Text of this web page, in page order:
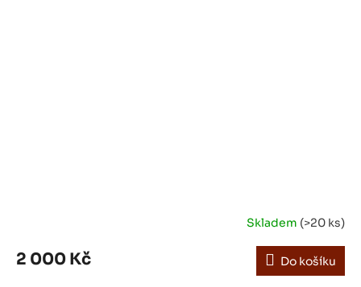
Skladem (>20 ks)
2 000 Kč Do košíku